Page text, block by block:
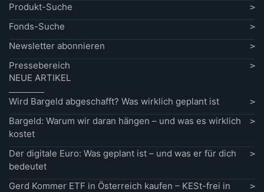
Produkt-Suche
Fonds-Suche
Newsletter abonnieren
Pressebereich
NEUE ARTIKEL
Wird Bargeld abgeschafft? Was wirklich geplant ist
Bargeld: Warum wir daran hängen – und was es wirklich
kostet
Der digitale Euro: Was geplant ist – und was er für dich
bedeutet
Gerd Kommer ETF in Österreich kaufen – KESt-frei in